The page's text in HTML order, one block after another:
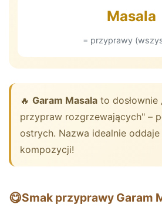
Masala
= przyprawy
🔥 Garam Masala to dosłownie
przypraw rozgrzewających" –
ostrych. Nazwa idealnie
kompozycji!
😋Smak przyprawy Garam